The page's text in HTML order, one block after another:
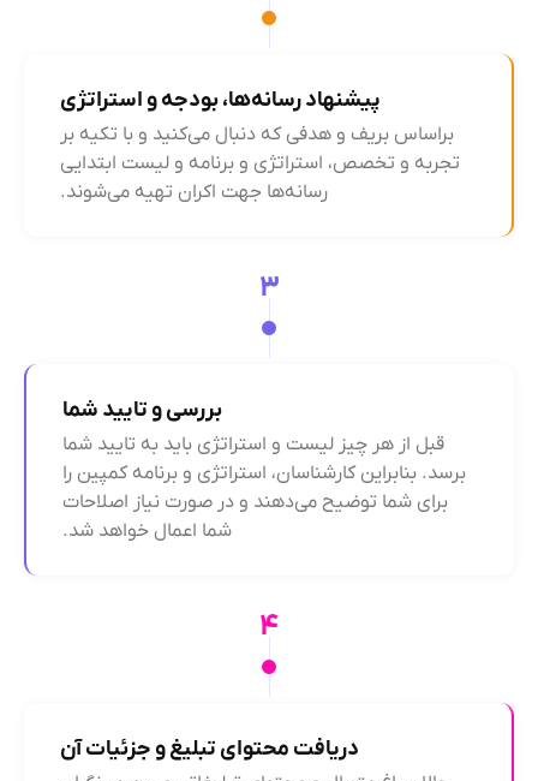
پیشنهاد رسانه‌ها، بودجه و استراتژی
براساس بریف و هدفی که دنبال می‌کنید و با تکیه بر
تجربه و تخصص، استراتژی و برنامه و لیست ابتدایی
رسانه‌ها جهت اکران تهیه می‌شوند.
۳
بررسی و تایید شما
قبل از هر چیز لیست و استراتژی باید به تایید شما
برسد. بنابراین کارشناسان، استراتژی و برنامه کمپین را
برای شما توضیح می‌دهند و در صورت نیاز اصلاحات
شما اعمال خواهد شد.
۴
دریافت محتوای تبلیغ و جزئیات آن